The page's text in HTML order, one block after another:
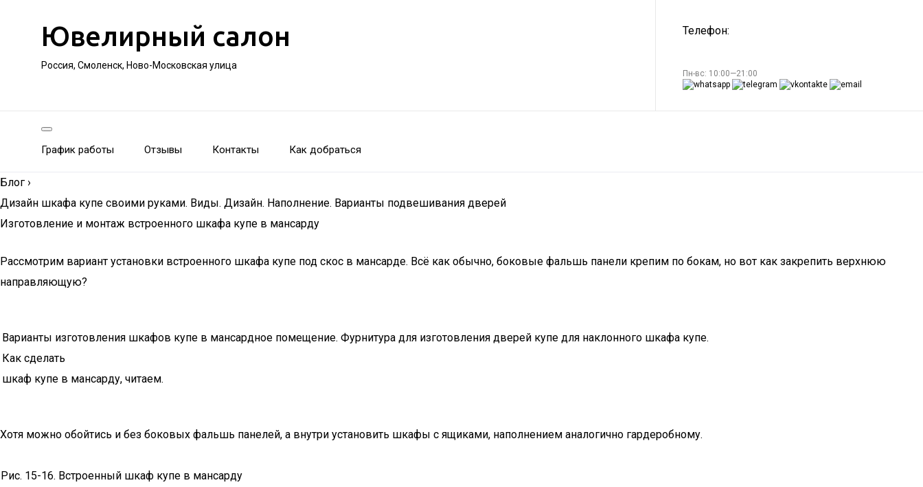
Ювелирный салон
Россия, Смоленск, Ново-Московская улица
Телефон:
Пн-вс: 10:00—21:00
График работы Отзывы Контакты Как добраться
Блог ›
Дизайн шкафа купе своими руками. Виды. Дизайн. Наполнение. Варианты подвешивания дверей
Изготовление и монтаж встроенного шкафа купе в мансарду
Рассмотрим вариант установки встроенного шкафа купе под скос в мансарде. Всё как обычно, боковые фальшь панели крепим по бокам, но вот как закрепить верхнюю
направляющую?
Варианты изготовления шкафов купе в мансардное помещение. Фурнитура для изготовления дверей купе для наклонного шкафа купе.
Как сделать
шкаф купе в мансарду, читаем.
Хотя можно обойтись и без боковых фальшь панелей, а внутри установить шкафы с ящиками, наполнением аналогично гардеробному.
Рис. 15-16. Встроенный шкаф купе в мансарду